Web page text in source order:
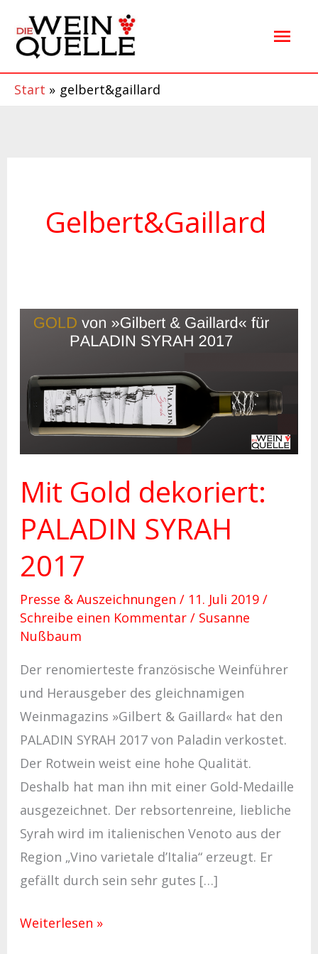
Inhalt
springen
Start gelbert&gaillard
Gelbert&gaillard
Mit Gold dekoriert:
PALADIN SYRAH
2017
Presse & Auszeichnungen / 11. Juli 2019 /
Schreibe einen Kommentar / Susanne
Nußbaum
Der renomierteste französische Weinführer
und Herausgeber des gleichnamigen
Weinmagazins »Gilbert & Gaillard« hat den
PALADIN SYRAH 2017 von Paladin verkostet.
Der Rotwein weist eine hohe Qualität.
Deshalb hat man ihn mit einer Gold-Medaille
ausgezeichnet. Der rebsortenreine, liebliche
Syrah wird im italienischen Venoto aus der
Region „Vino varietale d’Italia“ erzeugt. Er
gefällt durch sein sehr gutes […]
Mit
PALADIN
SYRAH
2017
Weiterlesen »